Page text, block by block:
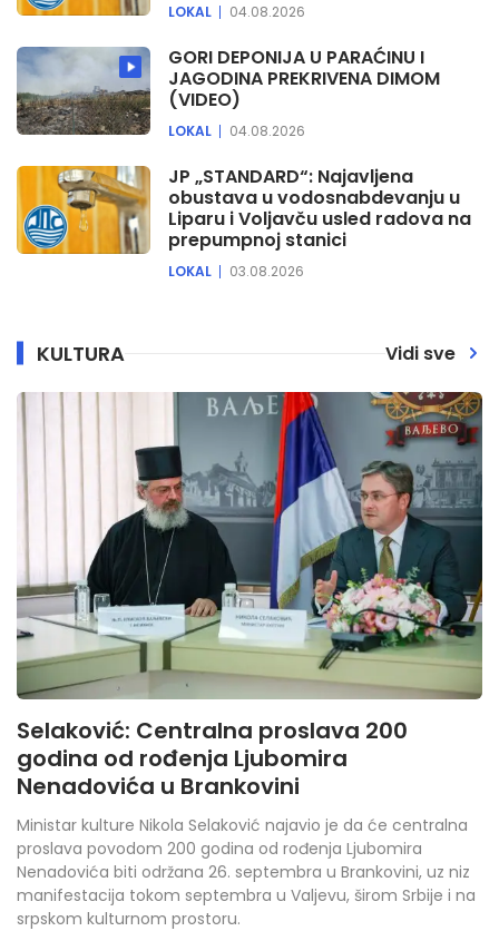
LOKAL 04.08.2026
GORI DEPONIJA U PARAĆINU I
JAGODINA PREKRIVENA DIMOM
(VIDEO)
LOKAL 04.08.2026
JP „STANDARD“: Najavljena
obustava u vodosnabdevanju u
Liparu i Voljavču usled radova na
prepumpnoj stanici
LOKAL 03.08.2026
KULTURA Vidi sve
Selaković: Centralna proslava 200
godina od rođenja Ljubomira
Nenadovića u Brankovini
Ministar kulture Nikola Selaković najavio je da će centralna
proslava povodom 200 godina od rođenja Ljubomira
Nenadovića biti održana 26. septembra u Brankovini, uz niz
manifestacija tokom septembra u Valjevu, širom Srbije i na
srpskom kulturnom prostoru.